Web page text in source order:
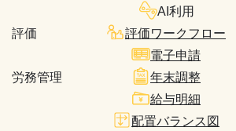
AI利用
評価
評価ワークフロー
労務管理
電子申請
年末調整
給与明細
配置バランス図